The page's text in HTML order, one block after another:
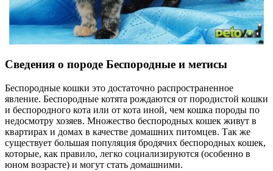
Сведения о породе Беспородные и метисы
Беспородные кошки это достаточно распространенное
явление. Беспородные котята рождаются от породистой кошки
и беспородного кота или от кота иной, чем кошка породы по
недосмотру хозяев. Множество беспородных кошек живут в
квартирах и домах в качестве домашних питомцев. Так же
существует большая популяция бродячих беспородных кошек,
которые, как правило, легко социализируются (особенно в
юном возрасте) и могут стать домашними.